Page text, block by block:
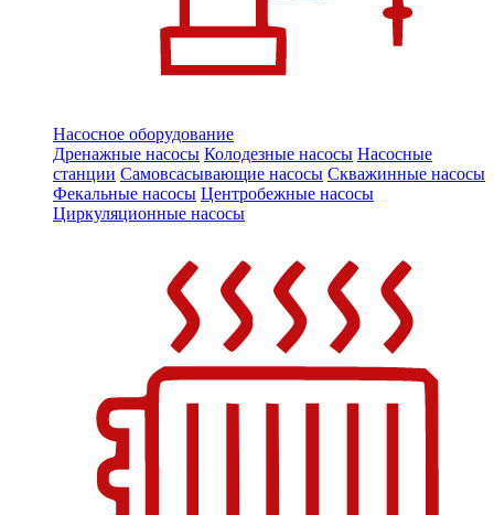
Насосное оборудование
Дренажные насосы Колодезные насосы Насосные
станции Самовсасывающие насосы Скважинные насосы
Фекальные насосы Центробежные насосы
Циркуляционные насосы